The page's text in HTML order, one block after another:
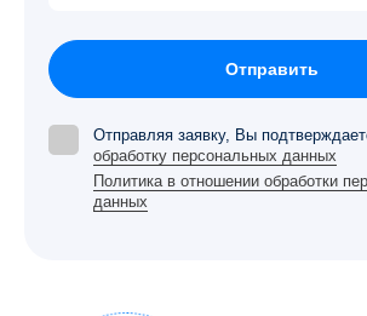
Отправить
Отправляя заявку, Вы
обработку персональных данных
Политика в отношении обработки
данных